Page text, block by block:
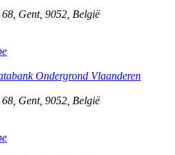
68 Gent, 9052 België
Ondergrond Vlaanderen
68 Gent, 9052 België